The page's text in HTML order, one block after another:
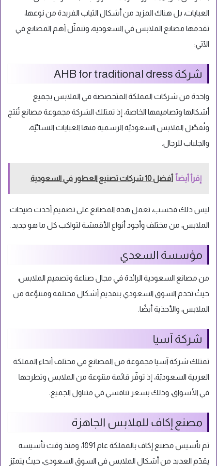
العبايات، بل هناك المزيد من أشكال الثياب الفريدة من نوعها،
تقدمها مصانع الملابس في السعودية، وتتمثّل أهم المصانع في
الآتي:
شركة AHB for traditional dress
واحدة من شركات المملكة المتخصصة في الملابس بجميع
أشكالها وتصاميمها الخاصة، إذ تمتلك الشركة مجموعة مصانع تُنتج
وتُفصّل الملابس السعوديّة الرسمية منها العبايات النسائيّة،
والجلباب للرجال.
إقرأ أيضاً أفضل 10 شركات تصنيع العطور في السعودية
ليس ذلك فحسب، تعمل هذه المصانع على تصميم أحدث صيحات
الملابس، من مختلف وأجود أنواع الأقمشة لتواكب كل ما هو جديد.
مؤسسة السعدي
من مصانع السعودية الرائدة في مجال صناعة وتصميم الملابس،
حيثُ تخدم السوق السعودي بتقديم أشكال مختلفة ومتنوّعة من
الملابس، والأحذية أيضًا.
شركة آسيا
تمتلك شركة آسيا مجموعة من المصانع في مختلف أنحاء المملكة
العربية السعوديّة، إذ توفّر قائمة متنوعة من الملابس وتطرحها
في الأسواق، وذلك بسعر تنافسي في متناول الجميع.
مصنع إكاف للملابس الجاهزة
تم تأسيس مصنع إكاف بالمملكة عام 1891، ومنذ وقت تأسيسه
يقدّم العديد من أشكال الملابس في السوق السعودي، حيثُ يتميّز